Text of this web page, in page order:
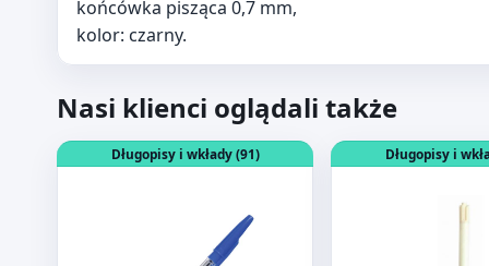
końcówka pisząca 0,7 mm,
kolor: czarny.
Nasi klienci oglądali także
Otwórz produkt: DŁUGOPIS CENTRUM PIONEER
Długopisy i wkłady (91) Otwórz produkt:
Długopisy i